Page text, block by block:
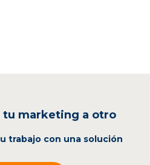
tu marketing a otro
trabajo con una solución